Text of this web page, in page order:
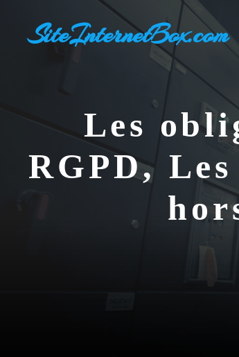
contenuSiteInternetBox.com
Les
RGPD,